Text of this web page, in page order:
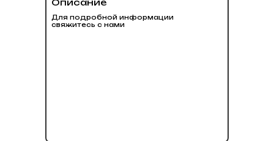
Описание
Для подробной информации
свяжитесь с нами